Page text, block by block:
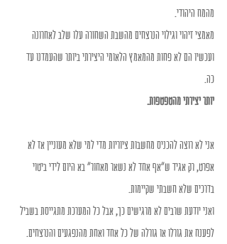
מהמח היהודי.
מאמצי זיהוי וגילוי הנרצחים מהשבת השחורה עלו שלב לאחרונה
ועכשיו הם לא פחות מהמאמץ הלאומי היצירתי ביותר שהעמדנו עד
כה.
יותר יצירתי מהטפטפות.
אני לא רוצה להכניס מחשבות ציוריות מדי למי שלא מעוניין אז לא
אפרט, רק אגיד ש"אף אחד לא נשאר מאחור" בא היום לידי ביטוי
בדרכים שלא חשבתי שקיימות.
ואני יודעת שרבים לא מרגישים כך, אבל כל המערכת מתגייסת בשביל
לפענח את גורלו או גורלה של כל אחד ואחת מהנפגעים והנרצחים.